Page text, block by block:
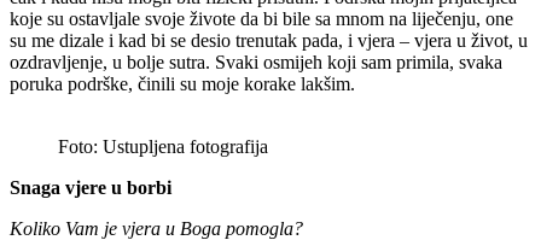
koje su ostavljale svoje živote da bi bile sa mnom na liječenju, one
su me dizale i kad bi se desio trenutak pada, i vjera – vjera u život, u
ozdravljenje, u bolje sutra. Svaki osmijeh koji sam primila, svaka
poruka podrške, činili su moje korake lakšim.
Foto: Ustupljena fotografija
Snaga vjere u borbi
Koliko Vam je vjera u Boga pomogla?